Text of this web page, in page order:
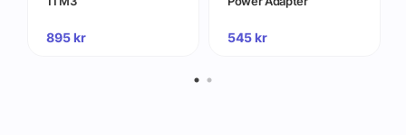
895kr 545kr